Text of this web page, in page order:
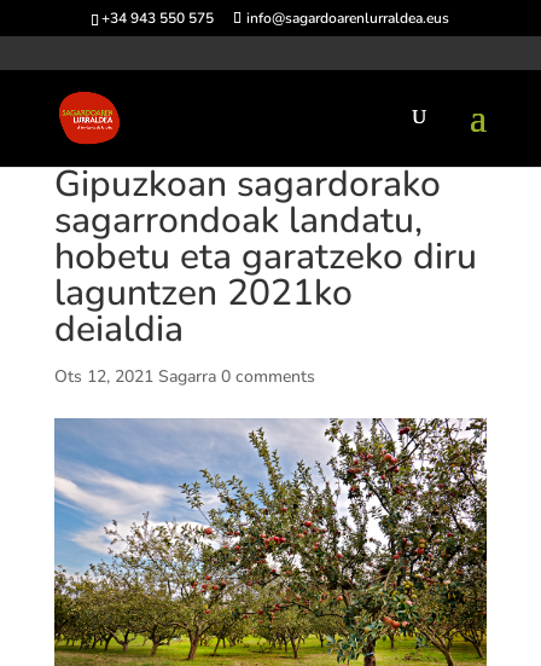
+34 943 550 575 info@sagardoarenlurraldea.eus
Gipuzkoan sagardorako
sagarrondoak landatu,
hobetu eta garatzeko diru
laguntzen 2021ko
deialdia
Ots 12, 2021 Sagarra 0 comments